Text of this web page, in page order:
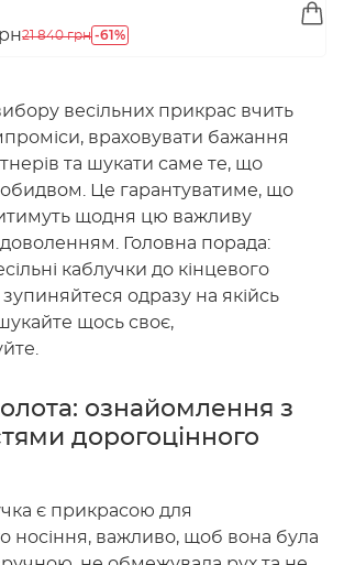
21 840 грн -61%
весільних прикрас вчить
враховувати бажання
та шукати саме те, що
Це гарантуватиме, що
щодня цю важливу
Головна порада:
каблучки до кінцевого
одразу на якійсь
щось своє,
ознайомлення з
дорогоцінного
є прикрасою для
носіння, важливо, щоб вона була